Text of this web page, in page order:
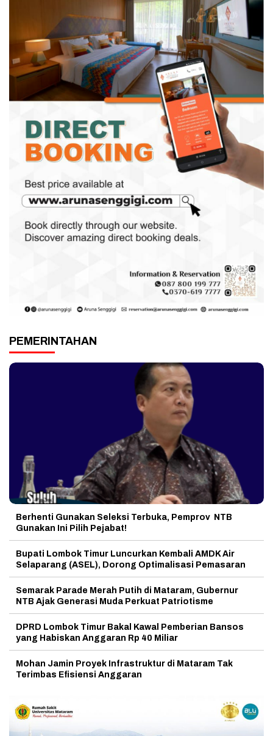
PEMERINTAHAN
Berhenti Gunakan Seleksi Terbuka, Pemprov NTB
Gunakan Ini Pilih Pejabat!
Bupati Lombok Timur Luncurkan Kembali AMDK Air
Selaparang (ASEL), Dorong Optimalisasi Pemasaran
Semarak Parade Merah Putih di Mataram, Gubernur
NTB Ajak Generasi Muda Perkuat Patriotisme
DPRD Lombok Timur Bakal Kawal Pemberian Bansos
yang Habiskan Anggaran Rp 40 Miliar
Mohan Jamin Proyek Infrastruktur di Mataram Tak
Terimbas Efisiensi Anggaran